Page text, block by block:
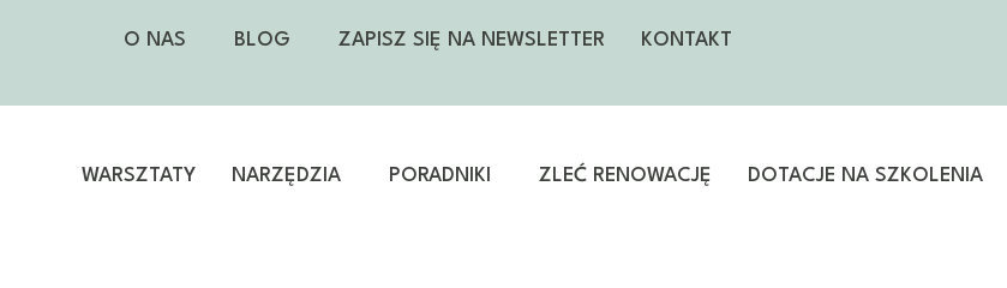
O NAS BLOG ZAPISZ SIĘ NA NEWSLETTER KONTAKT
WARSZTATY NARZĘDZIA PORADNIKI ZLEĆ RENOWACJĘ DOTACJE NA SZKOLENIA